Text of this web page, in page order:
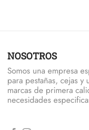
NOSOTROS
Somos una empresa
para pestañas, cejas
marcas de primera
necesidades